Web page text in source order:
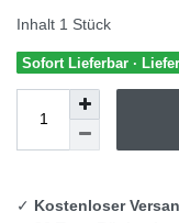
Inhalt 1 Stück
Sofort Lieferbar ·
✓ Kostenloser